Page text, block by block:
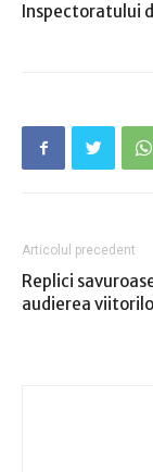
Inspectoratului
Articolul precedent
Replici
audierea